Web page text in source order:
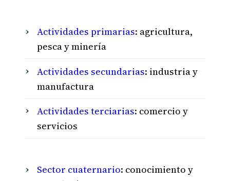
Actividades primarias: agricultura,
pesca y minería
Actividades secundarias: industria y
manufactura
Actividades terciarias: comercio y
servicios
Sector cuaternario: conocimiento y